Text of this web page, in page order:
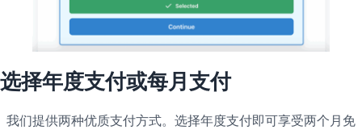
选择年度支付或每月支付
我们提供两种优质支付方式。选择年度支付即可享受两个月免